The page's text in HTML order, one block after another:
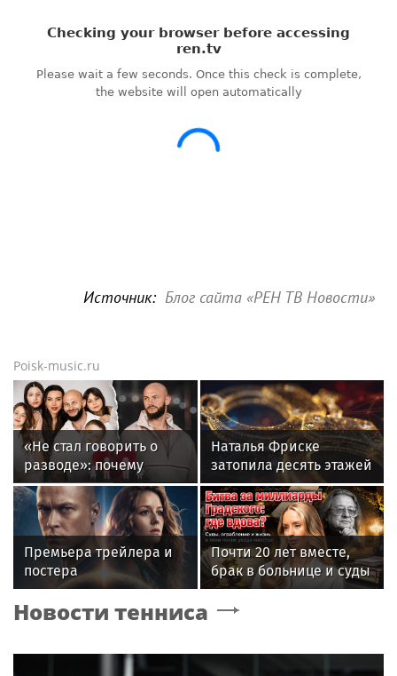
Источник: Блог сайта «РЕН ТВ Новости»
Poisk-music.ru
«Не стал говорить о
разводе»: почему
Джиган после
расставания
неожиданно сделал
главным своих детей
Наталья Фриске
затопила десять этажей
в Москве, соседи
подали в суд
Премьера трейлера и
постера
фантастического
блокбастера «Девятая
Почти 20 лет вместе,
брак в больнице и суды
за миллиард: как
сейчас живет вдова
Новости тенниса